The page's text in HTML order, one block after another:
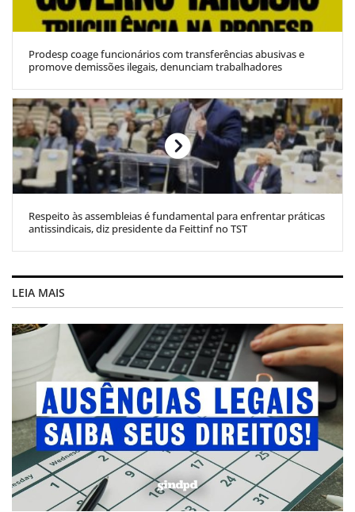
Prodesp coage funcionários com transferências abusivas e
promove demissões ilegais, denunciam trabalhadores
Respeito às assembleias é fundamental para enfrentar práticas
antissindicais, diz presidente da Feittinf no TST
LEIA MAIS